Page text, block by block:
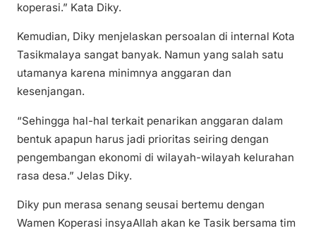
koperasi.” Kata Diky.
Kemudian, Diky menjelaskan persoalan di internal Kota
Tasikmalaya sangat banyak. Namun yang salah satu
utamanya karena minimnya anggaran dan
kesenjangan.
“Sehingga hal-hal terkait penarikan anggaran dalam
bentuk apapun harus jadi prioritas seiring dengan
pengembangan ekonomi di wilayah-wilayah kelurahan
rasa desa.” Jelas Diky.
Diky pun merasa senang seusai bertemu dengan
Wamen Koperasi insyaAllah akan ke Tasik bersama tim